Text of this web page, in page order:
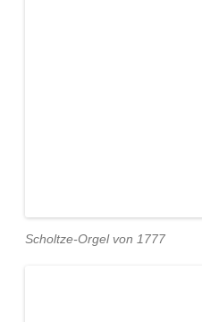
Scholtze-Orgel von 1777